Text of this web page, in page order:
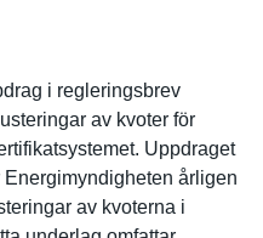
i reglerings­brev
av kvoter för
Uppdraget
årligen
av kvoterna i